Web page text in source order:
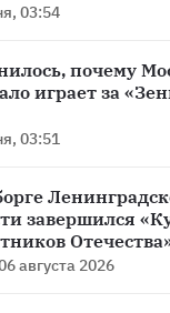
03:54
почему
играет за
03:51
завершился
августа 2026